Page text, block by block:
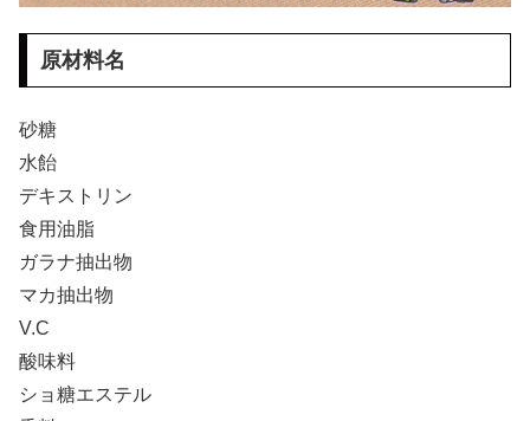
原材料名
砂糖
水飴
デキストリン
食用油脂
ガラナ抽出物
マカ抽出物
V.C
酸味料
ショ糖エステル